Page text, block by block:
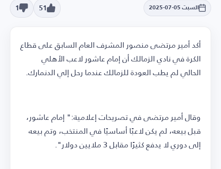
السبت 05-07-2025 51
1
أكد أمير مرتضى منصور المشرف العام السابق على قطاع
الكرة في نادي الزمالك أن إمام عاشور لاعب الأهلي
الحالي لم يطب العودة للزمالك عندما رحل إلي الدنمارك.
وقال أمير مرتضى في تصريحات إعلامية:" إمام عاشور،
قبل بيعه، لم يكن لاعبًا أساسيًا في المنتخب، وتم بيعه
إلى دوري لا يدفع كثيرًا مقابل 3 ملايين دولار".